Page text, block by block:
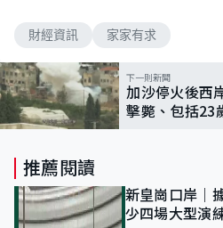
財經資訊 家家有求
下一則新聞
加沙停火後
擊斃、包括23
推薦閱讀
新皇崗口岸｜
少四場大型演